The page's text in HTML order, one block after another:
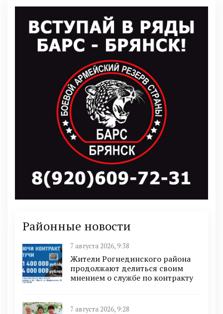
Районные новости
7 августа 2026, 9:38
Жители Рогнединского района
продолжают делиться своим
мнением о службе по контракту
7 августа 2026, 9:28